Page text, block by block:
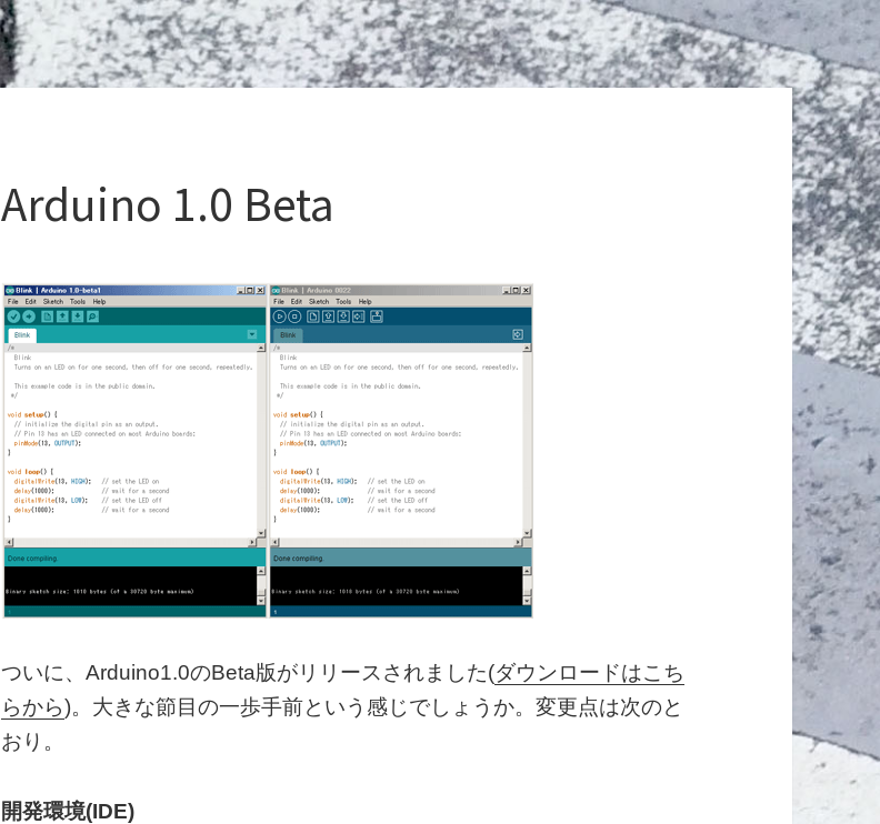
Arduino 1.0 Beta
ついに、Arduino1.0のBeta版がリリースされました(ダウンロードはこち
らから)。大きな節目の一歩手前という感じでしょうか。変更点は次のと
おり。
開発環境(IDE)